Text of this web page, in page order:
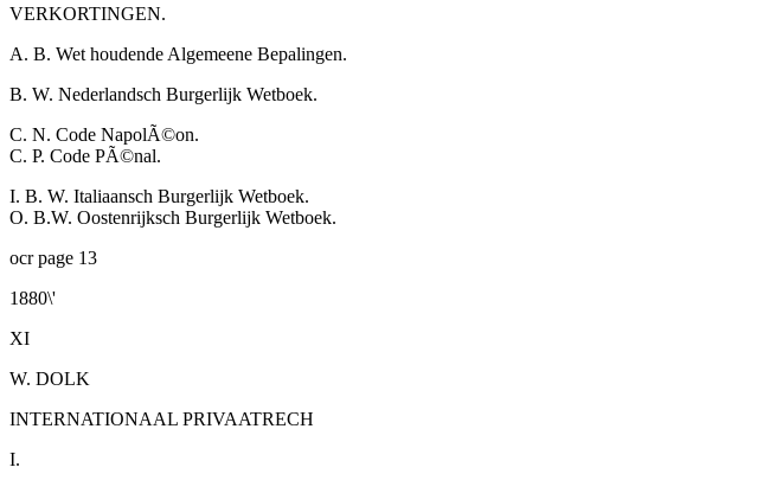
VERKORTINGEN.
A. B. Wet houdende Algemeene Bepalingen.
B. W. Nederlandsch Burgerlijk Wetboek.
C. N. Code NapolÃ©on.
C. P. Code PÃ©nal.
I. B. W. Italiaansch Burgerlijk Wetboek.
O. B.W. Oostenrijksch Burgerlijk Wetboek.
ocr page 13
1880\'
XI
W. DOLK
INTERNATIONAAL PRIVAATRECH
I.